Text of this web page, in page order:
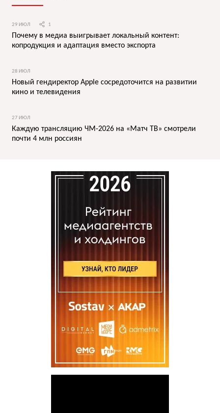
29 ИЮЛ 1
Почему в медиа выигрывает локальный контент:
копродукция и адаптация вместо экспорта
28 ИЮЛ
Новый гендиректор Apple сосредоточится на развитии
кино и телевидения
27 ИЮЛ
Каждую трансляцию ЧМ-2026 на «Матч ТВ» смотрели
почти 4 млн россиян